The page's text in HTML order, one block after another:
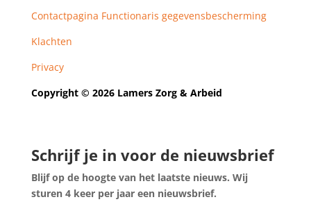
Contactpagina Functionaris gegevensbescherming
Klachten
Privacy
Copyright © 2026 Lamers Zorg & Arbeid
Schrijf je in voor de nieuwsbrief
Blijf op de hoogte van het laatste nieuws. Wij
sturen 4 keer per jaar een nieuwsbrief.